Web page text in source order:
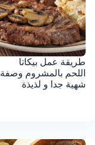
طريقة عمل بيكاتا
اللحم بالمشروم وصفة
شهية جدا و لذيذة